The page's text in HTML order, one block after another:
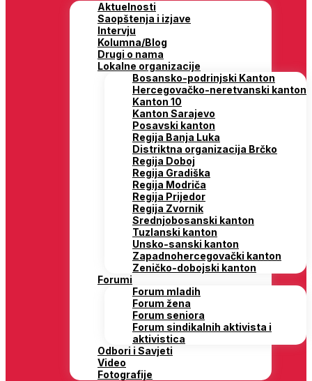
Aktuelnosti
Saopštenja i izjave
Intervju
Kolumna/Blog
Drugi o nama
Lokalne organizacije
Bosansko-podrinjski Kanton
Hercegovačko-neretvanski kanton
Kanton 10
Kanton Sarajevo
Posavski kanton
Regija Banja Luka
Distriktna organizacija Brčko
Regija Doboj
Regija Gradiška
Regija Modriča
Regija Prijedor
Regija Zvornik
Srednjobosanski kanton
Tuzlanski kanton
Unsko-sanski kanton
Zapadnohercegovački kanton
Zeničko-dobojski kanton
Forumi
Forum mladih
Forum žena
Forum seniora
Forum sindikalnih aktivista i
aktivistica
Odbori i Savjeti
Video
Fotografije